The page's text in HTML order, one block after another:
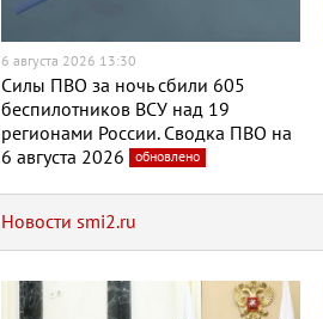
6 августа 2026 13:30
Силы ПВО за ночь сбили 605
беспилотников ВСУ над 19
регионами России. Сводка ПВО на
6 августа 2026
обновлено
Новости smi2.ru